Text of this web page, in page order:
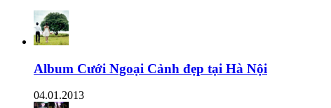
Album Cưới Ngoại Cảnh đẹp tại Hà Nội
04.01.2013